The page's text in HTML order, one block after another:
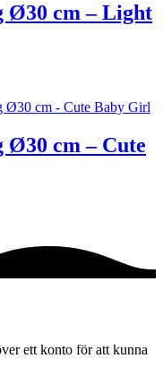
Ø30 cm – Light
cm – Cute
ett konto för att kunna